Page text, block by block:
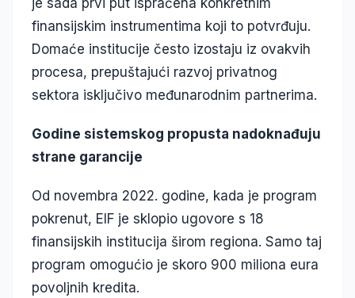
je sada prvi put ispraćena konkretnim
finansijskim instrumentima koji to potvrđuju.
Domaće institucije često izostaju iz ovakvih
procesa, prepuštajući razvoj privatnog
sektora isključivo međunarodnim partnerima.
Godine sistemskog propusta nadoknađuju
strane garancije
Od novembra 2022. godine, kada je program
pokrenut, EIF je sklopio ugovore s 18
finansijskih institucija širom regiona. Samo taj
program omogućio je skoro 900 miliona eura
povoljnih kredita.